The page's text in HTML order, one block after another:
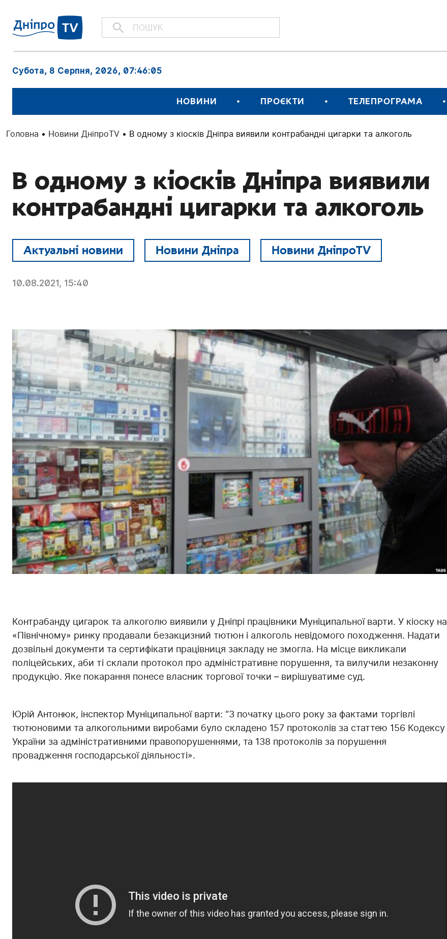
Субота, 8 Серпня, 2026, 07:46:06
НОВИНИ ПРОЄКТИ ТЕЛЕПРОГРАМА
Головна • Новини ДніпроTV • В одному з кіосків Дніпра виявили контрабандні цигарки та алкоголь
В одному з кіосків Дніпра виявили
контрабандні цигарки та алкоголь
Актуальні новини Новини Дніпра Новини ДніпроTV
10.08.2021, 15:40
Контрабанду цигарок та алкоголю виявили у Дніпрі працівники Муніципальної варти. У кіоску на
«Північному» ринку продавали безакцизний тютюн і алкоголь невідомого походження. Надати
дозвільні документи та сертифікати працівниця закладу не змогла. На місце викликали
поліцейських, аби ті склали протокол про адміністративне порушення, та вилучили незаконну
продукцію. Яке покарання понесе власник торгової точки – вирішуватиме суд.
Юрій Антонюк, інспектор Муніципальної варти: “З початку цього року за фактами торгівлі
тютюновими та алкогольними виробами було складено 157 протоколів за статтею 156 Кодексу
України за адміністративними правопорушеннями, та 138 протоколів за порушення
провадження господарської діяльності».